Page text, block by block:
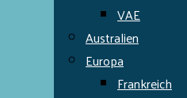
VAE
Australien
Europa
Frankreich